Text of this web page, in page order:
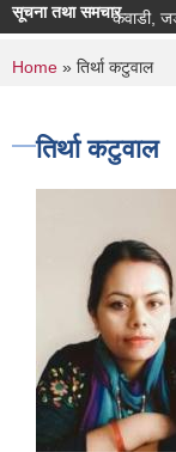
सूचना तथा समचार
सुचना। कवाडी,
You are
Home » तिर्था कटुवाल
तिर्था कटुवाल